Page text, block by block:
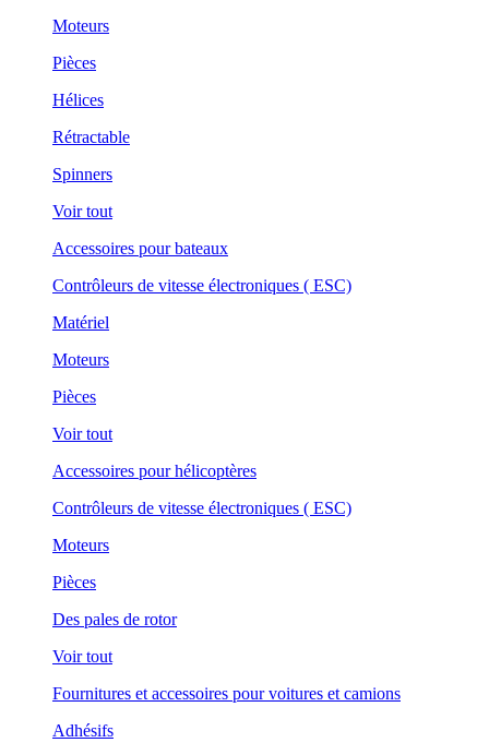
Moteurs
Pièces
Hélices
Rétractable
Spinners
Voir tout
Accessoires pour bateaux
Contrôleurs de vitesse électroniques ( ESC)
Matériel
Moteurs
Pièces
Voir tout
Accessoires pour hélicoptères
Contrôleurs de vitesse électroniques ( ESC)
Moteurs
Pièces
Des pales de rotor
Voir tout
Fournitures et accessoires pour voitures et camions
Adhésifs